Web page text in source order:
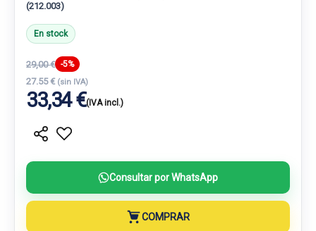
(212.003)
En stock
29,00 € -5%
27.55 € (sin IVA)
33,34 €(IVA incl.)
Consultar por WhatsApp
COMPRAR